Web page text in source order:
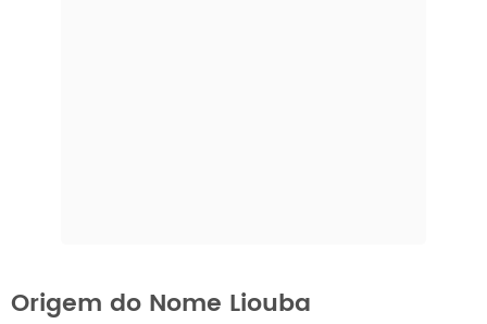
Origem do Nome Liouba